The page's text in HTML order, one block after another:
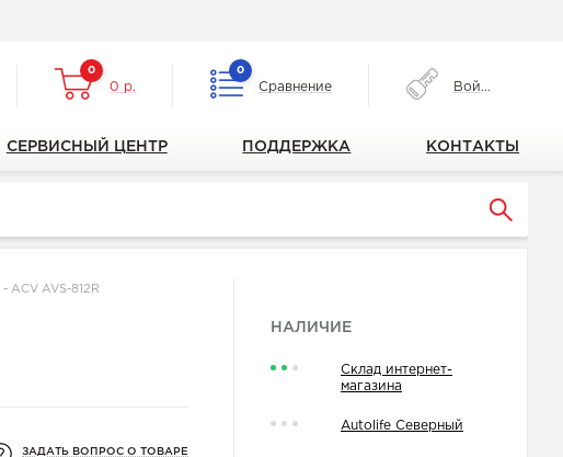
0
0 р.
0
Сравнение Войти
СЕРВИСНЫЙ ЦЕНТР ПОДДЕРЖКА КОНТАКТЫ
-ACV AVS-812R
ЗАДАТЬ ВОПРОС О ТОВАРЕ
НАЛИЧИЕ
Склад интернет-
магазина
Autolife Северный